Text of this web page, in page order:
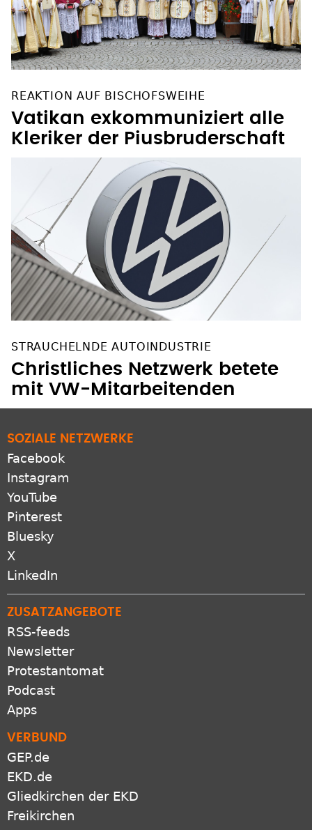
REAKTION AUF BISCHOFSWEIHE
Vatikan exkommuniziert alle
Kleriker der Piusbruderschaft
STRAUCHELNDE AUTOINDUSTRIE
Christliches Netzwerk betete
mit VW-Mitarbeitenden
SOZIALE NETZWERKE
Facebook
Instagram
YouTube
Pinterest
Bluesky
X
LinkedIn
ZUSATZANGEBOTE
RSS-feeds
Newsletter
Protestantomat
Podcast
Apps
VERBUND
GEP.de
EKD.de
Gliedkirchen der EKD
Freikirchen